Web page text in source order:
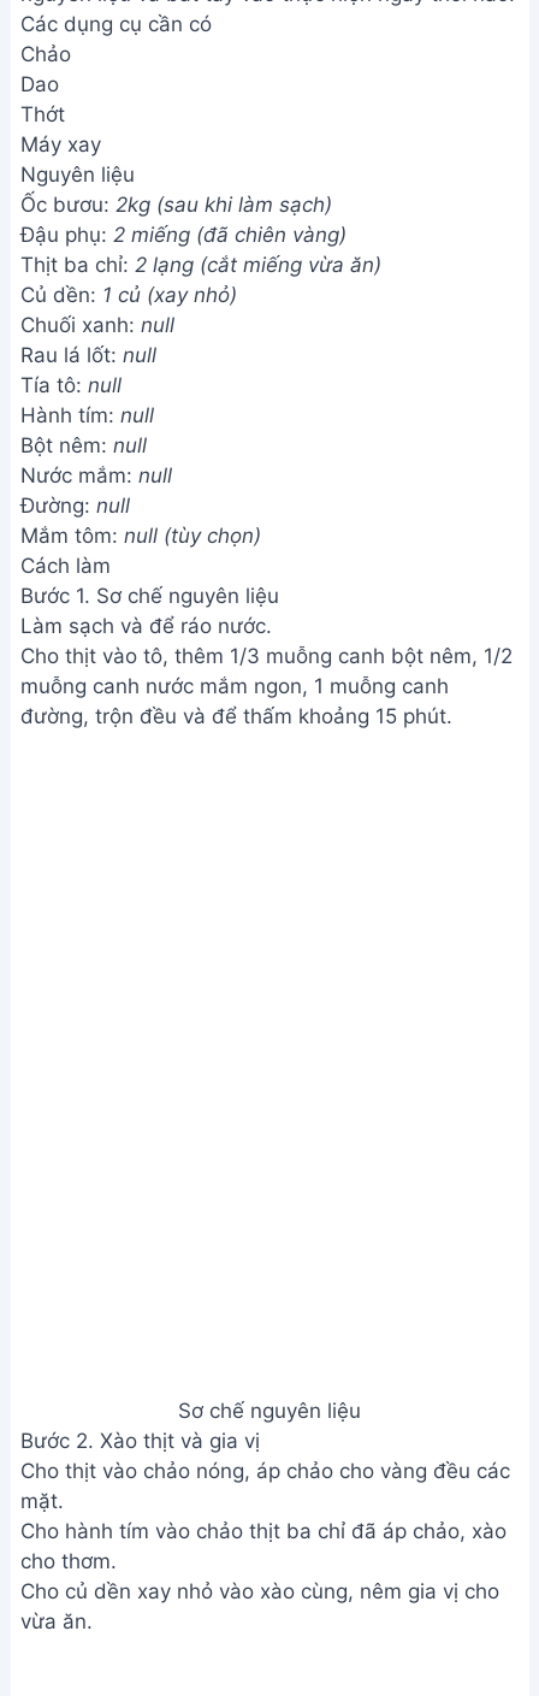
Các dụng cụ cần có
Chảo
Dao
Thớt
Máy xay
Nguyên liệu
Ốc bươu: 2kg (sau khi làm sạch)
Đậu phụ: 2 miếng (đã chiên vàng)
Thịt ba chỉ: 2 lạng (cắt miếng vừa ăn)
Củ dền: 1 củ (xay nhỏ)
Chuối xanh: null
Rau lá lốt: null
Tía tô: null
Hành tím: null
Bột nêm: null
Nước mắm: null
Đường: null
Mắm tôm: null (tùy chọn)
Cách làm
Bước 1. Sơ chế nguyên liệu
Làm sạch và để ráo nước.
Cho thịt vào tô, thêm 1/3 muỗng canh bột nêm, 1/2
muỗng canh nước mắm ngon, 1 muỗng canh
đường, trộn đều và để thấm khoảng 15 phút.